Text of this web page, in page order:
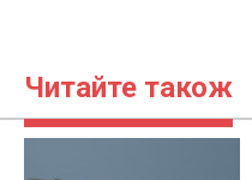
Читайте також